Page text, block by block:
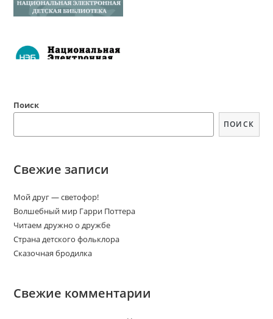
Поиск
ПОИСК
Свежие записи
Мой друг — светофор!
Волшебный мир Гарри Поттера
Читаем дружно о дружбе
Страна детского фольклора
Сказочная бродилка
Свежие комментарии